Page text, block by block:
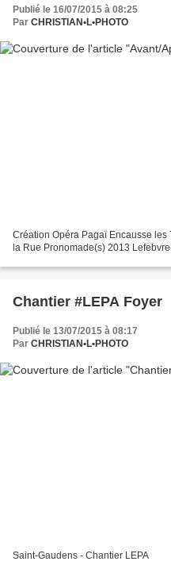
Publié le 16/07/2015 à 08:25
Par CHRISTIAN•L•PHOTO
Création Opéra Pagaï Encausse
la Rue Pronomade(s) 2013
Chantier #LEPA Foyer
Publié le 13/07/2015 à 08:17
Par CHRISTIAN•L•PHOTO
Saint-Gaudens - Chantier LEPA